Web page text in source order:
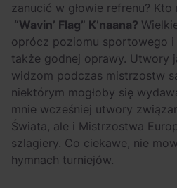
OFF Festival 2026 –
nocne koncerty
warte uwagi!
zanucić w głowie refrenu? Kto
“Wavin’ Flag” K’naana?
oprócz poziomu sportowego
także godnej oprawy. Utwory
widzom podczas mistrzostw
niektórym mogłoby się
mnie wcześniej utwory
Świata, ale i Mistrzostwa
szlagiery. Co ciekawe, nie
hymnach turniejów.